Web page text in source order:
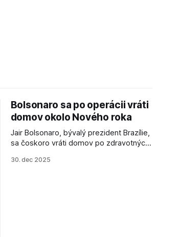
Bolsonaro sa po operácii vráti
domov okolo Nového roka
Jair Bolsonaro, bývalý prezident Brazílie,
sa čoskoro vráti domov po zdravotných
30. dec 2025